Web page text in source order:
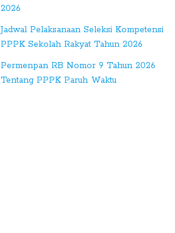
2026
Jadwal Pelaksanaan Seleksi Kompetensi
PPPK Sekolah Rakyat Tahun 2026
Permenpan RB Nomor 9 Tahun 2026
Tentang PPPK Paruh Waktu